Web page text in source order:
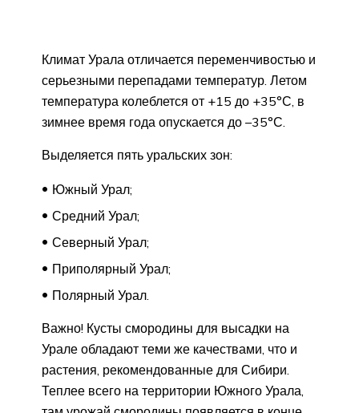
Климат Урала отличается переменчивостью и
серьезными перепадами температур. Летом
температура колеблется от +15 до +35°С, в
зимнее время года опускается до –35°С.
Выделяется пять уральских зон:
Южный Урал;
Средний Урал;
Северный Урал;
Приполярный Урал;
Полярный Урал.
Важно! Кусты смородины для высадки на
Урале обладают теми же качествами, что и
растения, рекомендованные для Сибири.
Теплее всего на территории Южного Урала,